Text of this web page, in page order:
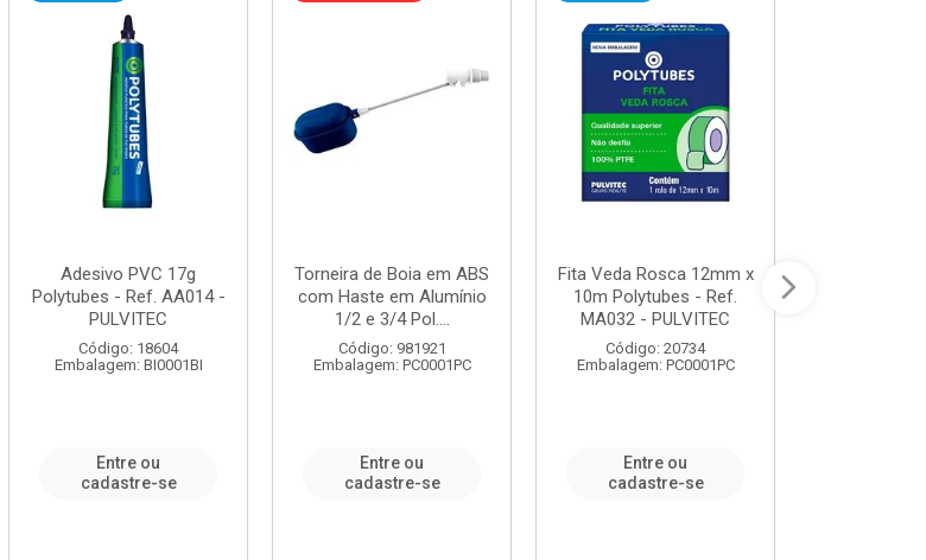
Adesivo PVC 17g
Polytubes - Ref. AA014 -
PULVITEC
Código: 18604
Embalagem: BI0001BI
Entre ou
cadastre-se
Torneira de Boia em ABS
com Haste em Alumínio
1/2 e 3/4 Pol....
Código: 981921
Embalagem: PC0001PC
Entre ou
cadastre-se
Fita Veda Rosca 12mm x
10m Polytubes - Ref.
MA032 - PULVITEC
Código: 20734
Embalagem: PC0001PC
Entre ou
cadastre-se